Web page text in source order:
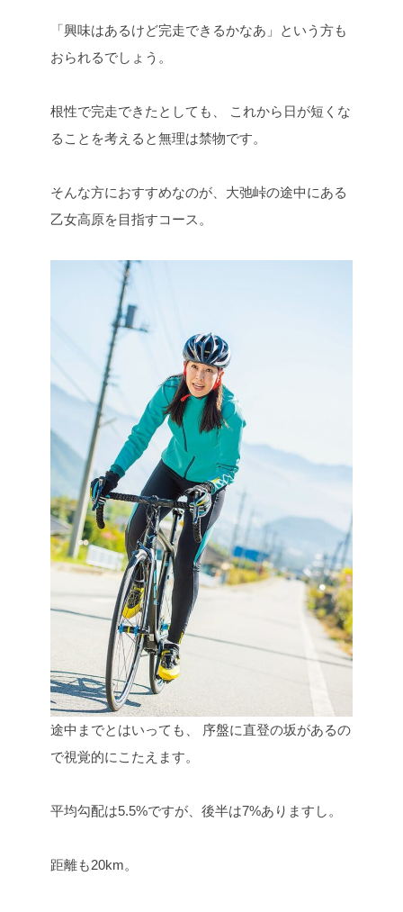
「興味はあるけど完走できるかなあ」という方も
おられるでしょう。
根性で完走できたとしても、
これから日が短くな
ることを考えると無理は禁物です。
そんな方におすすめなのが、大弛峠の途中にある
乙女高原を目指すコース。
途中までとはいっても、
序盤に直登の坂があるの
で視覚的にこたえます。
平均勾配は5.5%ですが、後半は7%ありますし。
距離も20km。